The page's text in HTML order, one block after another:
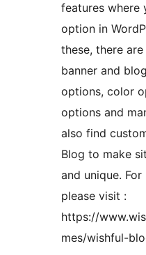
features where
option in
these, there
banner and
options, color
options and
also find
Blog to make
and unique.
please visit :
https://
mes/wishful-